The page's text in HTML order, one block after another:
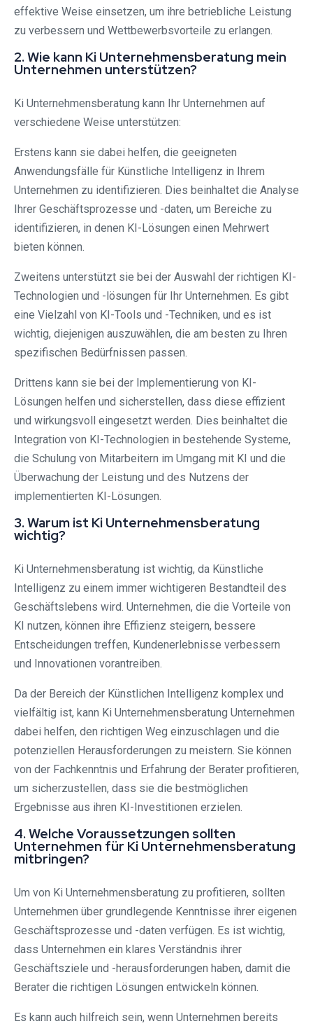
effektive Weise einsetzen, um ihre betriebliche Leistung
zu verbessern und Wettbewerbsvorteile zu erlangen.
2. Wie kann Ki Unternehmensberatung mein
Unternehmen unterstützen?
Ki Unternehmensberatung kann Ihr Unternehmen auf
verschiedene Weise unterstützen:
Erstens kann sie dabei helfen, die geeigneten
Anwendungsfälle für Künstliche Intelligenz in Ihrem
Unternehmen zu identifizieren. Dies beinhaltet die Analyse
Ihrer Geschäftsprozesse und -daten, um Bereiche zu
identifizieren, in denen KI-Lösungen einen Mehrwert
bieten können.
Zweitens unterstützt sie bei der Auswahl der richtigen KI-
Technologien und -lösungen für Ihr Unternehmen. Es gibt
eine Vielzahl von KI-Tools und -Techniken, und es ist
wichtig, diejenigen auszuwählen, die am besten zu Ihren
spezifischen Bedürfnissen passen.
Drittens kann sie bei der Implementierung von KI-
Lösungen helfen und sicherstellen, dass diese effizient
und wirkungsvoll eingesetzt werden. Dies beinhaltet die
Integration von KI-Technologien in bestehende Systeme,
die Schulung von Mitarbeitern im Umgang mit KI und die
Überwachung der Leistung und des Nutzens der
implementierten KI-Lösungen.
3. Warum ist Ki Unternehmensberatung
wichtig?
Ki Unternehmensberatung ist wichtig, da Künstliche
Intelligenz zu einem immer wichtigeren Bestandteil des
Geschäftslebens wird. Unternehmen, die die Vorteile von
KI nutzen, können ihre Effizienz steigern, bessere
Entscheidungen treffen, Kundenerlebnisse verbessern
und Innovationen vorantreiben.
Da der Bereich der Künstlichen Intelligenz komplex und
vielfältig ist, kann Ki Unternehmensberatung Unternehmen
dabei helfen, den richtigen Weg einzuschlagen und die
potenziellen Herausforderungen zu meistern. Sie können
von der Fachkenntnis und Erfahrung der Berater profitieren,
um sicherzustellen, dass sie die bestmöglichen
Ergebnisse aus ihren KI-Investitionen erzielen.
4. Welche Voraussetzungen sollten
Unternehmen für Ki Unternehmensberatung
mitbringen?
Um von Ki Unternehmensberatung zu profitieren, sollten
Unternehmen über grundlegende Kenntnisse ihrer eigenen
Geschäftsprozesse und -daten verfügen. Es ist wichtig,
dass Unternehmen ein klares Verständnis ihrer
Geschäftsziele und -herausforderungen haben, damit die
Berater die richtigen Lösungen entwickeln können.
Es kann auch hilfreich sein, wenn Unternehmen bereits